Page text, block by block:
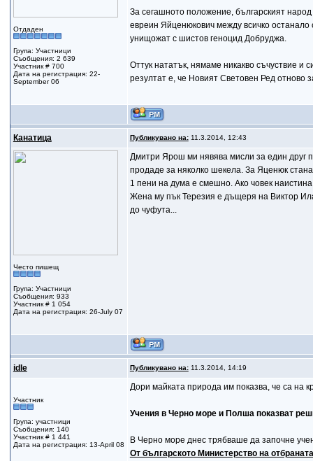
Отдаден
Група: Участници
Съобщения: 2 639
Участник # 700
Дата на регистрация: 22-
September 06
За сегашното положение, българският
евреин Яйценюкович между всичко
унищожат с шистов геноцид Добруджа.
Оттук нататък, нямаме никакво съчуствие
резултат е, че Новият Световен Ред отново
Канатица Публикувано на:11.3.2014, 12:43
Често пишещ
Група: Участници
Съобщения: 933
Участник # 1 054
Дата на регистрация: 26-July 07
Дмитри Ярош ми нявява мисли за един друг
продаде за няколко шекела. За Яценюк
1 пени на дума е смешно. Ако човек
Жена му пък Терезия е дъщеря на Виктор
до чуфута...
idle Публикувано на:11.3.2014, 14:19
Участник
Група: участници
Съобщения: 140
Участник # 1 441
Дата на регистрация: 13-April 08
Дори майката природа им показва, че са на
Учения в Черно море и Полша показват
В Черно море днес трябваше да започне
От българското Министерство на